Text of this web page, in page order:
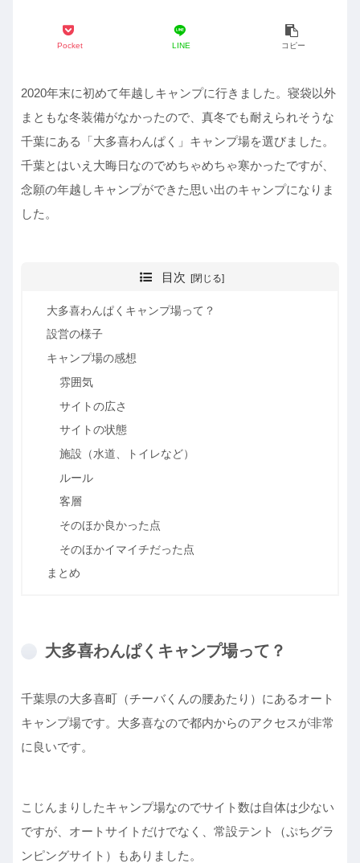
Pocket LINE コピー
2020年末に初めて年越しキャンプに行きました。寝袋以外
まともな冬装備がなかったので、真冬でも耐えられそうな
千葉にある「大多喜わんぱく」キャンプ場を選びました。
千葉とはいえ大晦日なのでめちゃめちゃ寒かったですが、
念願の年越しキャンプができた思い出のキャンプになりま
した。
目次
大多喜わんぱくキャンプ場って？
設営の様子
キャンプ場の感想
雰囲気
サイトの広さ
サイトの状態
施設（水道、トイレなど）
ルール
客層
そのほか良かった点
そのほかイマイチだった点
まとめ
大多喜わんぱくキャンプ場って？
千葉県の大多喜町（チーバくんの腰あたり）にあるオート
キャンプ場です。大多喜なので都内からのアクセスが非常
に良いです。
こじんまりしたキャンプ場なのでサイト数は自体は少ない
ですが、オートサイトだけでなく、常設テント（ぷちグラ
ンピングサイト）もありました。